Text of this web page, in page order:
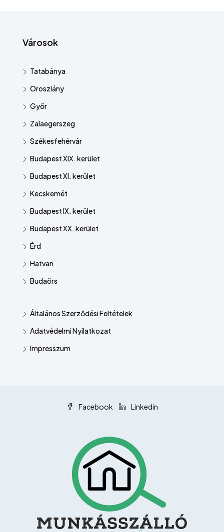
Városok
Tatabánya
Oroszlány
Győr
Zalaegerszeg
Székesfehérvár
Budapest XIX. kerület
Budapest XI. kerület
Kecskemét
Budapest IX. kerület
Budapest XX. kerület
Érd
Hatvan
Budaörs
Általános Szerződési Feltételek
Adatvédelmi Nyilatkozat
Impresszum
Facebook Linkedin